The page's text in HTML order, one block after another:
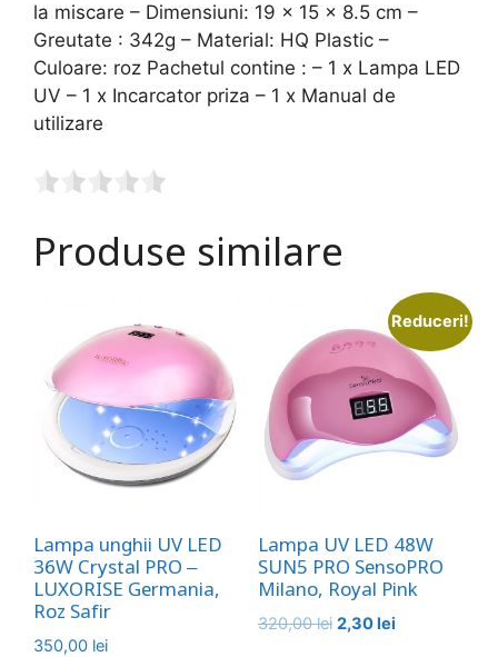
la miscare – Dimensiuni: 19 x 15 x 8.5 cm –
Greutate : 342g – Material: HQ Plastic –
Culoare: roz Pachetul contine : – 1 x Lampa LED
UV – 1 x Incarcator priza – 1 x Manual de
utilizare
Produse similare
Lampa unghii UV LED
36W Crystal PRO –
LUXORISE Germania,
Roz Safir
350,00 lei
Reduceri!
Lampa UV LED 48W
SUN5 PRO SensoPRO
Milano, Royal Pink
320,00lei Prețul
2,30leiPrețul